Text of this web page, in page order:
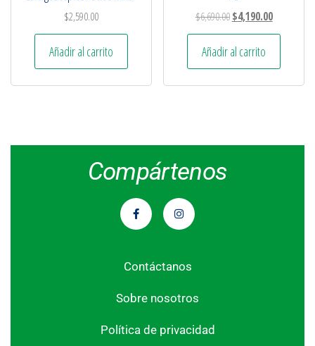
$2,590.00
Añadir al carrito
$6,690.00 $4,190.00
Añadir al carrito
Compártenos
Contáctanos
Sobre nosotros
Política de privacidad